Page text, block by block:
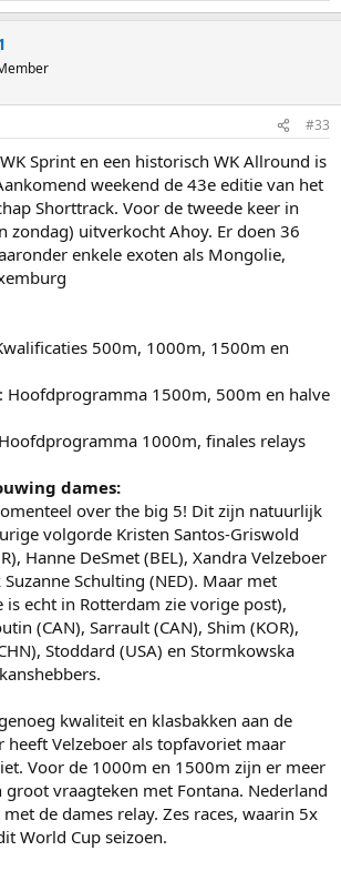
#33
Sprint en een historisch WK Allround is
weekend de 43e editie van het
Shorttrack. Voor de tweede keer in
zondag) uitverkocht Ahoy. Er doen 36
enkele exoten als Mongolie,
500m, 1000m, 1500m en
Hoofdprogramma 1500m, 500m en halve
1000m, finales relays
dames:
over the big 5! Dit zijn natuurlijk
volgorde Kristen Santos-Griswold
Hanne DeSmet (BEL), Xandra Velzeboer
Schulting (NED). Maar met
is echt in Rotterdam zie vorige post),
(CAN), Sarrault (CAN), Shim (KOR),
Stoddard (USA) en Stormkowska
kwaliteit en klasbakken aan de
heeft Velzeboer als topfavoriet maar
Voor de 1000m en 1500m zijn er meer
groot vraagteken met Fontana. Nederland
de dames relay. Zes races, waarin 5x
World Cup seizoen.